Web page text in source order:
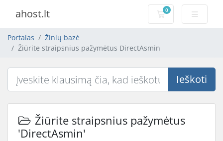
ahost.lt 0
Pirkinių krepšelis
Portalas
Žinių bazė
Žiūrite straipsnius pažymėtus DirectAsmin
Ieškoti
Žiūrite straipsnius pažymėtus
'DirectAsmin'